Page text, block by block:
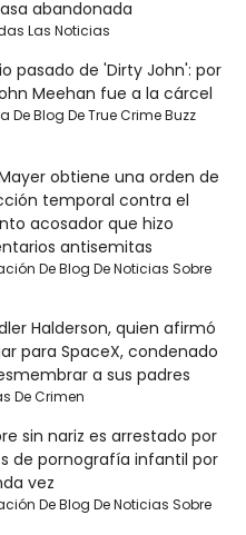
abandonada
Las Noticias
pasado de 'Dirty John': por
Meehan fue a la cárcel
De Blog De True Crime Buzz
obtiene una orden de
temporal contra el
acosador que hizo
antisemitas
De Blog De Noticias Sobre
Halderson, quien afirmó
para SpaceX, condenado
a sus padres
De Crimen
sin nariz es arrestado por
de pornografía infantil por
vez
De Blog De Noticias Sobre